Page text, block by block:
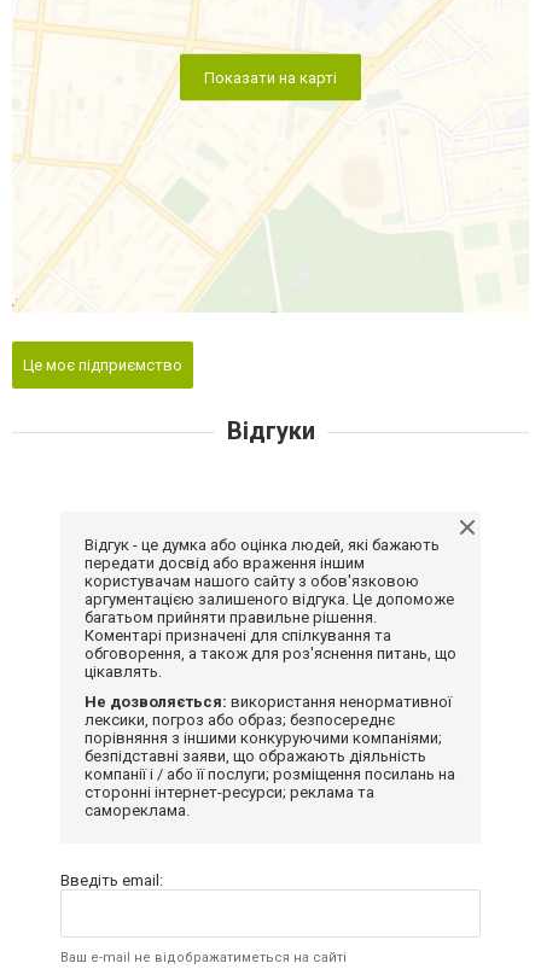
Показати на карті
Це моє підприємство
Відгуки
Відгук - це думка або оцінка людей, які бажають
передати досвід або враження іншим
користувачам нашого сайту з обов'язковою
аргументацією залишеного відгука. Це допоможе
багатьом прийняти правильне рішення.
Коментарі призначені для спілкування та
обговорення, а також для роз'яснення питань, що
цікавлять.
Не дозволяється: використання ненормативної
лексики, погроз або образ; безпосереднє
порівняння з іншими конкуруючими компаніями;
безпідставні заяви, що ображають діяльність
компанії і / або її послуги; розміщення посилань на
сторонні інтернет-ресурси; реклама та
самореклама.
Введіть email:
Ваш e-mail не відображатиметься на сайті